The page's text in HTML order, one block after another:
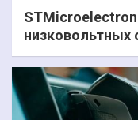
низковольтных